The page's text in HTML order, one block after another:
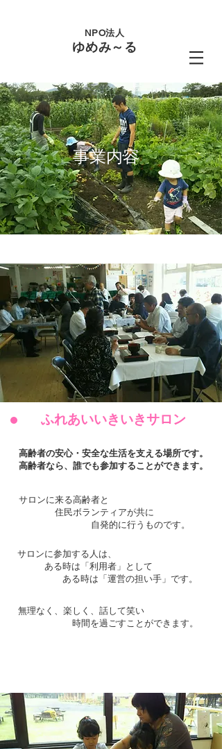
NPO法人
ゆめみ～る
事業内容
ふれあいいきいきサロン​
高齢者の安心・安全な生活を支える場所です。
​高齢者なら、誰でも参加することができます。
サロンに来る高齢者と
住民ボランティアが共に
自発的に行うものです。
サロンに参加する人は、
ある時は「利用者」として
​ ある時は「運営の担い手」です。
無理なく、楽しく、話して笑い
​ 時間を過ごすことができます。